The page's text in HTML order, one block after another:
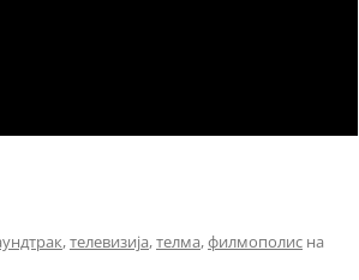
,телевизија,телма,филмополис на